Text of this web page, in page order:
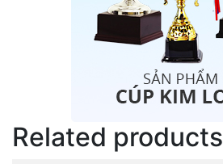
Related products